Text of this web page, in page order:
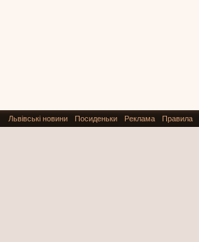
Львівські новини Посиденьки Реклама Правила